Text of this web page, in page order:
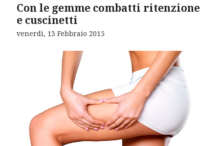
Con le gemme combatti ritenzione
e cuscinetti
venerdì, 13 Febbraio 2015